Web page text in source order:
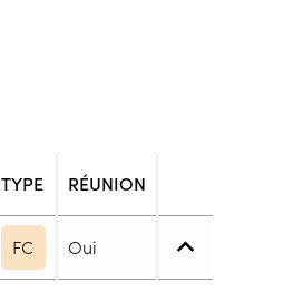
TYPE RÉUNION
FC Oui